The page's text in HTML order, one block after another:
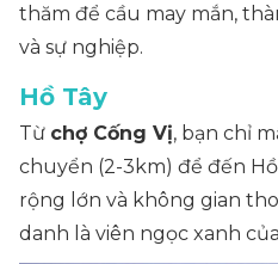
thăm để cầu may mắn,
và sự nghiệp.
Hồ Tây
Từ chợ Cống Vị, bạn chỉ
chuyển (2-3km) để đến
rộng lớn và không gian
danh là viên ngọc xanh